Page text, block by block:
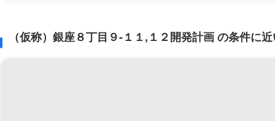
（仮称）銀座８丁目９-１１,１２開発計画 の条件に